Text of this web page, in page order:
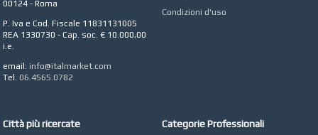
AZIENDA AGRICOLA DI
COLA
00124 - Roma
P. Iva e Cod. Fiscale 11831131005
REA 1330730 - Cap. soc. € 10.000,00
i.e.
email: info@italmarket.com
Tel. 06.4565.0782
Condizioni d'uso
Città più ricercate Categorie Professionali